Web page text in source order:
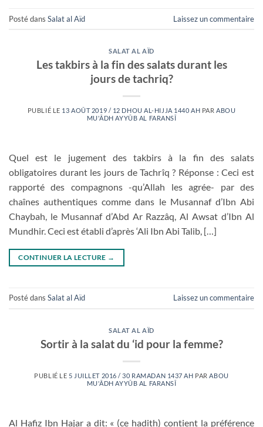
Posté dans Salat al Aïd Laissez un commentaire
SALAT AL AÏD
Les takbirs à la fin des salats durant les
jours de tachriq?
PUBLIÉ LE 13 AOÛT 2019 / 12 DHOU AL-HIJJA 1440 AH PAR ABOU
MU'ÂDH AYYÛB AL FARANSÎ
Quel est le jugement des takbirs à la fin des salats
obligatoires durant les jours de Tachrîq ? Réponse : Ceci est
rapporté des compagnons -qu’Allah les agrée- par des
chaînes authentiques comme dans le Musannaf d’Ibn Abi
Chaybah, le Musannaf d’Abd Ar Razzâq, Al Awsat d’Ibn Al
Mundhir. Ceci est établi d’après ‘Ali Ibn Abi Talib, […]
CONTINUER LA LECTURE →
Posté dans Salat al Aïd Laissez un commentaire
SALAT AL AÏD
Sortir à la salat du ‘id pour la femme?
PUBLIÉ LE 5 JUILLET 2016 / 30 RAMADAN 1437 AH PARABOU
MU'ÂDH AYYÛB AL FARANSÎ
Al Hafiz Ibn Hajar a dit: « (ce hadith) contient la préférence